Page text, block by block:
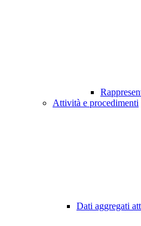
Attività e procedimenti
Dati aggregati